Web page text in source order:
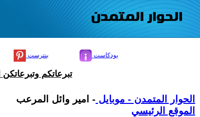
بنترست بودكاست
تبرعاتكم
الحوار المتمدن - موبايل - امير وائل المرعب
الموقع الرئيسي